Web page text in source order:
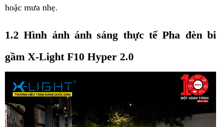
hoặc mưa nhẹ.
1.2 Hình ảnh ánh sáng thực tế Pha đèn bi
gầm X-Light F10 Hyper 2.0